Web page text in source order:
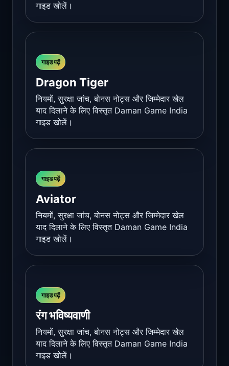
गाइड खोलें।
गाइड पढ़ें
Dragon Tiger
नियमों, सुरक्षा जांच, बोनस नोट्स और जिम्मेदार खेल
याद दिलाने के लिए विस्तृत Daman Game India
गाइड खोलें।
गाइड पढ़ें
Aviator
नियमों, सुरक्षा जांच, बोनस नोट्स और जिम्मेदार खेल
याद दिलाने के लिए विस्तृत Daman Game India
गाइड खोलें।
गाइड पढ़ें
रंग भविष्यवाणी
नियमों, सुरक्षा जांच, बोनस नोट्स और जिम्मेदार खेल
याद दिलाने के लिए विस्तृत Daman Game India
गाइड खोलें।